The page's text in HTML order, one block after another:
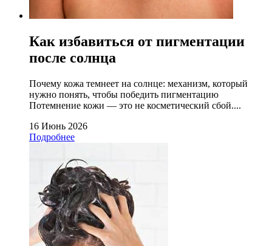
Как избавиться от пигментации
после солнца
Почему кожа темнеет на солнце: механизм, который
нужно понять, чтобы победить пигментацию
Потемнение кожи — это не косметический сбой....
16 Июнь 2026
Подробнее